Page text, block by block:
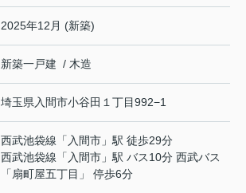
2025年12月 (新築)
新築一戸建 / 木造
埼玉県入間市小谷田 １丁目992−1
西武池袋線 「 入間市 」駅 徒歩29分
西武池袋線 「 入間市 」駅 バス10分 西武バス
「扇町屋五丁目」 停歩6分